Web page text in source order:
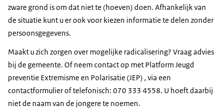
zware grond is om dat niet te (hoeven) doen. Afhankelijk van
de situatie kunt u er ook voor kiezen informatie te delen zonder
persoonsgegevens.
Maakt u zich zorgen over mogelijke radicalisering? Vraag advies
bij de gemeente. Of neem contact op met Platform Jeugd
preventie Extremisme en Polarisatie (JEP) , via een
contactformulierof telefonisch: 070 333 4558. U hoeft daarbij
niet de naam van de jongere te noemen.